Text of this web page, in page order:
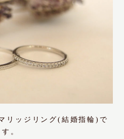
リッジリング(結婚指輪)で
す。